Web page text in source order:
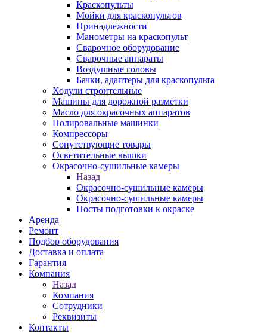
Краскопульты
Мойки для краскопультов
Принадлежности
Манометры на краскопульт
Сварочное оборудование
Сварочные аппараты
Воздушные головы
Бачки, адаптеры для краскопульта
Ходули строительные
Машины для дорожной разметки
Масло для окрасочных аппаратов
Полировальные машинки
Компрессоры
Сопутствующие товары
Осветительные вышки
Окрасочно-сушильные камеры
Назад
Окрасочно-сушильные камеры
Окрасочно-сушильные камеры
Посты подготовки к окраске
Аренда
Ремонт
Подбор оборудования
Доставка и оплата
Гарантия
Компания
Назад
Компания
Сотрудники
Реквизиты
Контакты